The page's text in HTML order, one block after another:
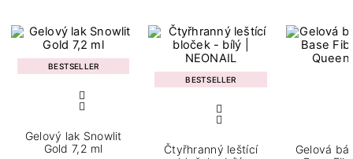
BESTSELLER
Gelový lak Snowlit
Gold 7,2 ml
BESTSELLER
Čtyřhranný leštící
Gelová